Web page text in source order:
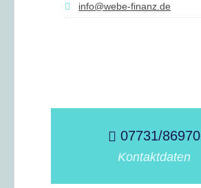
info@webe-finanz.de
07731/86970
Kontaktdaten